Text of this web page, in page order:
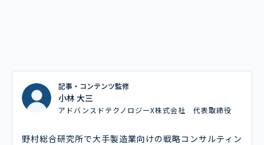
記事・コンテンツ監修
小林 大三
アドバンスドテクノロジーX株式会社 代表取締役
野村総合研究所で大手製造業向けの戦略コンサルティン